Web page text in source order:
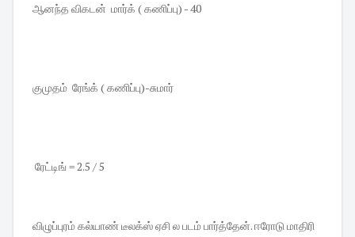
ஆனந்த விகடன் மார்க் ( கணிப்பு) - 40
குமுதம் ரேங்க் ( கணிப்பு)-சுமார்
ரேட்டிங் = 2.5 / 5
விழுப்புரம் கல்யாண் டீலக்ஸ் ஏசி ல படம் பார்த்தேன். ஈரோடு மாதிரி